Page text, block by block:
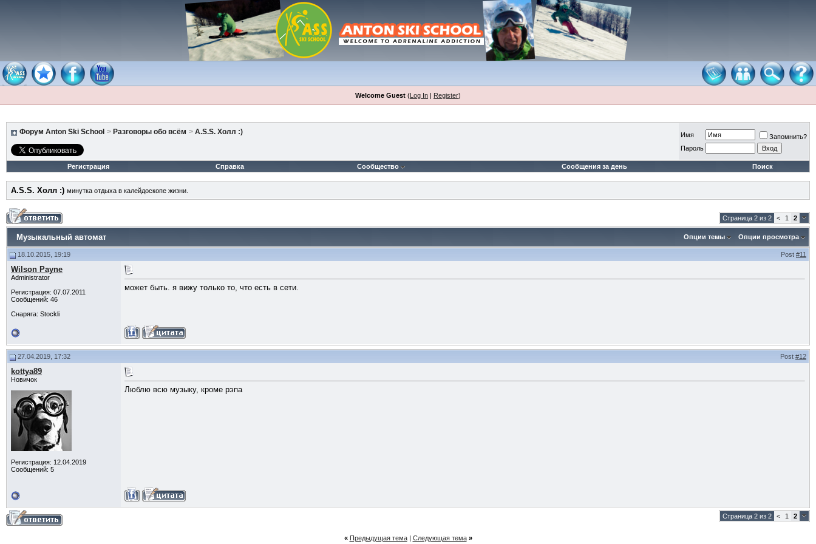
Welcome Guest (Log In | Register)
Форум Anton Ski School > Разговоры обо всём > A.S.S. Холл :) Имя
Запомнить?
Пароль
Регистрация Справка Сообщество Сообщения за день Поиск
A.S.S. Холл :) минутка отдыха в калейдоскопе жизни.
Страница 2 из 2 < 1 2
Музыкальный автомат Опции темы Опции просмотра
18.10.2015, 19:19 Post #11
Wilson Payne
Administrator
Регистрация: 07.07.2011
Сообщений: 46
Снаряга: Stockli
может быть. я вижу только то, что есть в сети.
27.04.2019, 17:32 Post #12
kottya89
Новичок
Регистрация: 12.04.2019
Сообщений: 5
Люблю всю музыку, кроме рэпа
Страница 2 из 2 < 1 2
« Предыдущая тема| Следующая тема »